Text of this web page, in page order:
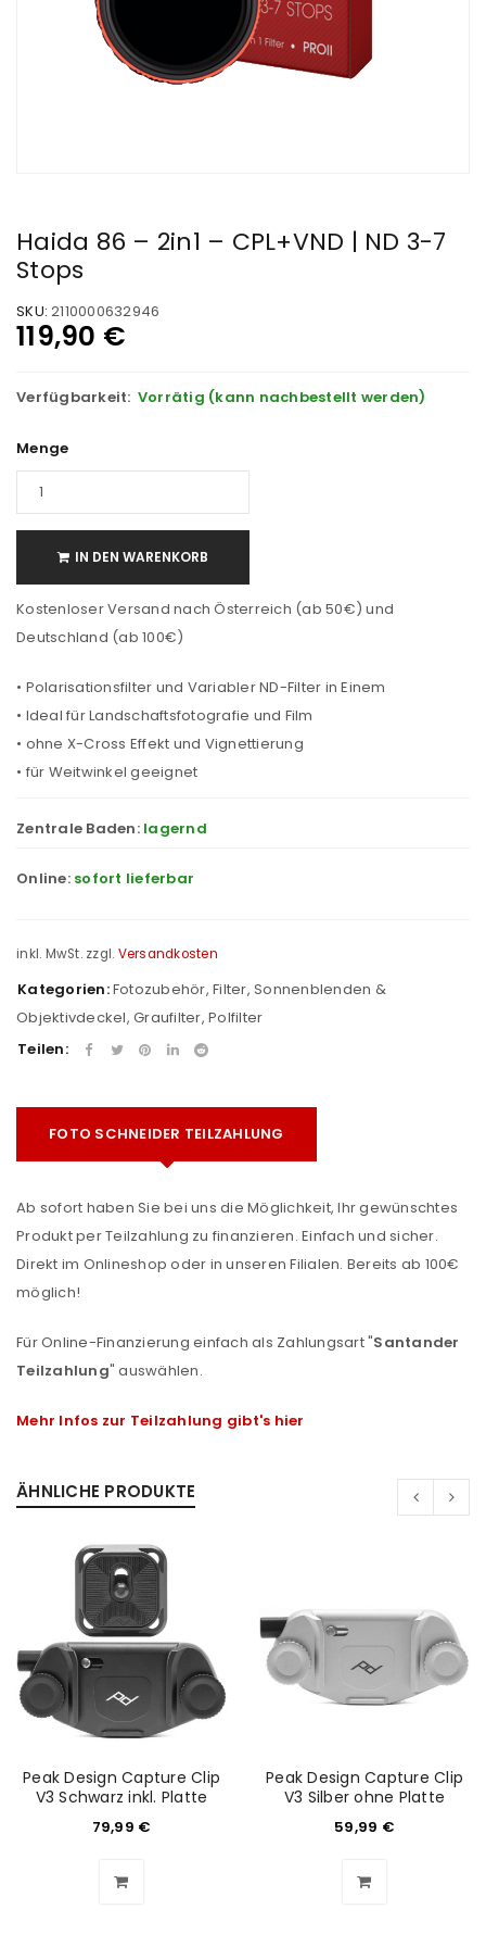
ANMELDEN
Haida 86 – 2in1 – CPL+VND | ND 3-7
Stops
SKU: 2110000632946
119,90 €
Verfügbarkeit: Vorrätig (kann nachbestellt werden)
Menge
IN DEN WARENKORB
Kostenloser Versand nach Österreich (ab 50€) und
Deutschland (ab 100€)
• Polarisationsfilter und Variabler ND-Filter in Einem
• Ideal für Landschaftsfotografie und Film
• ohne X-Cross Effekt und Vignettierung
• für Weitwinkel geeignet
Zentrale Baden: lagernd
Online: sofort lieferbar
inkl. MwSt. zzgl. Versandkosten
Kategorien:Fotozubehör, Filter, Sonnenblenden &
Objektivdeckel, Graufilter, Polfilter
Teilen:
FOTO SCHNEIDER TEILZAHLUNG
Ab sofort haben Sie bei uns die Möglichkeit, Ihr gewünschtes
Produkt per Teilzahlung zu finanzieren. Einfach und sicher.
Direkt im Onlineshop oder in unseren Filialen. Bereits ab 100€
möglich!
Für Online-Finanzierung einfach als Zahlungsart "Santander
Teilzahlung" auswählen.
Mehr Infos zur Teilzahlung gibt's hier
ÄHNLICHE PRODUKTE
Peak Design Capture Clip
V3 Schwarz inkl. Platte
79,99 €
Peak Design Capture Clip
V3 Silber ohne Platte
59,99 €